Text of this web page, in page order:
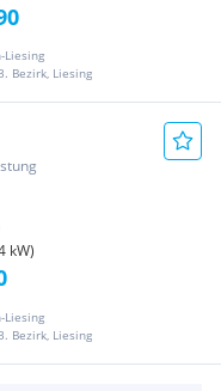
Liesing
Bezirk, Liesing
kW)
Liesing
Bezirk, Liesing